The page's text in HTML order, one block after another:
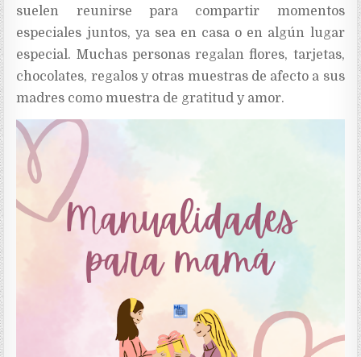
suelen reunirse para compartir momentos
especiales juntos, ya sea en casa o en algún lugar
especial. Muchas personas regalan flores, tarjetas,
chocolates, regalos y otras muestras de afecto a sus
madres como muestra de gratitud y amor.